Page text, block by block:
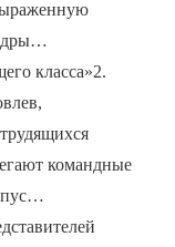
класса»2.
командные